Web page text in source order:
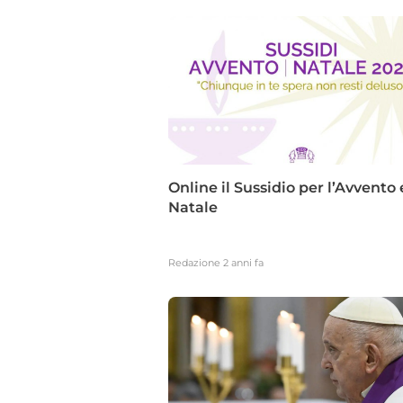
29.10.2025
PAD.20
Online il Sussidio per l’Avvento
Natale
Redazione 2 anni fa